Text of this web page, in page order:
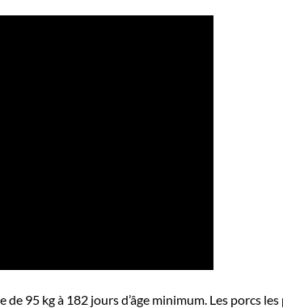
95 kg à 182 jours d’âge minimum. Les porcs les